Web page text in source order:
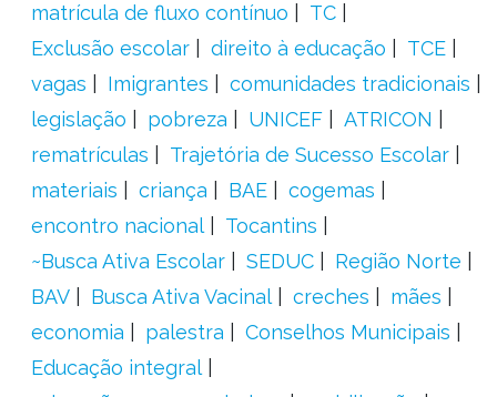
matrícula de fluxo contínuo
TC
Exclusão escolar
direito à educação
TCE
vagas
Imigrantes
comunidades tradicionais
legislação
pobreza UNICEF
ATRICON
rematrículas
Trajetória de Sucesso Escolar
materiais
criança BAE
cogemas
encontro nacional
Tocantins
~Busca Ativa Escolar
SEDUC
Região Norte
BAV
Busca Ativa Vacinal creches
mães
economia
palestra
Conselhos Municipais
Educação integral